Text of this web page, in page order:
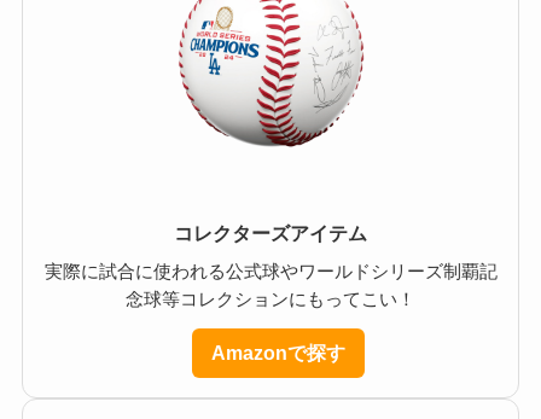
コレクターズアイテム
実際に試合に使われる公式球やワールドシリーズ制覇記
念球等コレクションにもってこい！
Amazonで探す